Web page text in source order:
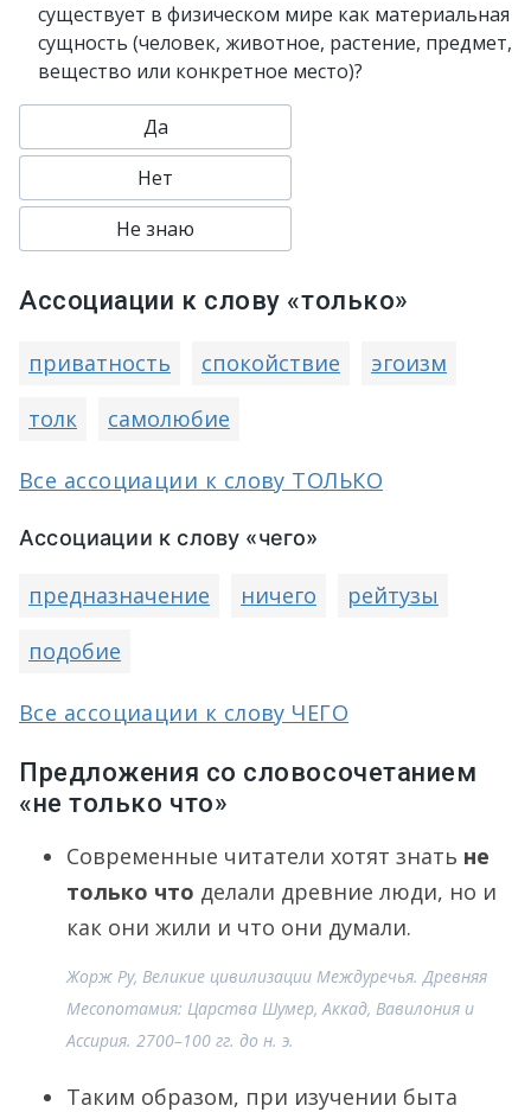
существует в физическом мире как материальная
сущность (человек, животное, растение, предмет,
вещество или конкретное место)?
Да
Нет
Не знаю
Ассоциации к слову «только»
приватность спокойствие
эгоизм
толк
самолюбие
Все ассоциации к слову ТОЛЬКО
Ассоциации к слову «чего»
предназначение ничего
рейтузы
подобие
Все ассоциации к слову ЧЕГО
Предложения со словосочетанием
«не только что»
Современные читатели хотят знать не
только что делали древние люди, но и
как они жили и что они думали.
Жорж Ру, Великие цивилизации Междуречья. Древняя
Месопотамия: Царства Шумер, Аккад, Вавилония и
Ассирия. 2700–100 гг. до н. э.
Таким образом, при изучении быта